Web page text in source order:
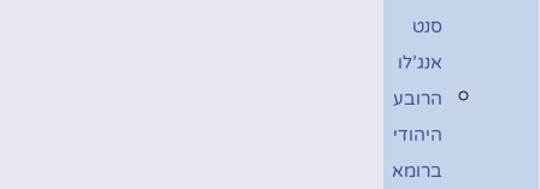
סנט
אנג’לו
הרובע
היהודי
ברומא